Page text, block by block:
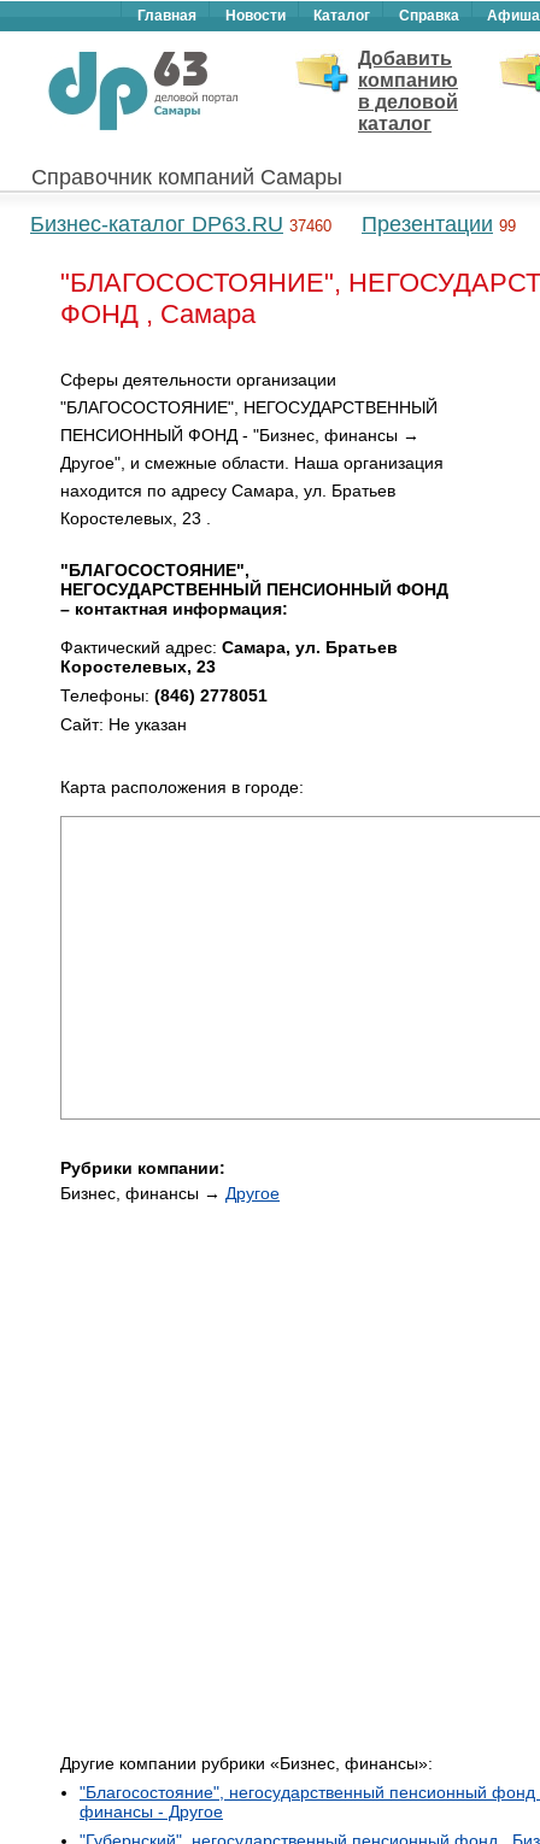
Главная Новости Каталог Справка Афиша
Добавить
компанию
в деловой
каталог
Справочник компаний Самары
Бизнес-каталог DP63.RU 37460 Презентации 99
"БЛАГОСОСТОЯНИЕ",
ФОНД , Самара
Сферы деятельности организации
"БЛАГОСОСТОЯНИЕ", НЕГОСУДАРСТВЕННЫЙ
ПЕНСИОННЫЙ ФОНД - "Бизнес, финансы →
Другое", и смежные области. Наша организация
находится по адресу Самара, ул. Братьев
Коростелевых, 23 .
"БЛАГОСОСТОЯНИЕ",
НЕГОСУДАРСТВЕННЫЙ ПЕНСИОННЫЙ ФОНД
– контактная информация:
Фактический адрес: Самара, ул. Братьев
Коростелевых, 23
Телефоны: (846) 2778051
Сайт: Не указан
Карта расположения в городе:
Рубрики компании:
Бизнес, финансы → Другое
Другие компании рубрики «Бизнес, финансы»:
"Благосостояние", негосударственный пенсионный
финансы - Другое